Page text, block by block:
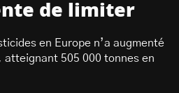
de limiter
en Europe n’a augmenté
atteignant 505 000 tonnes en